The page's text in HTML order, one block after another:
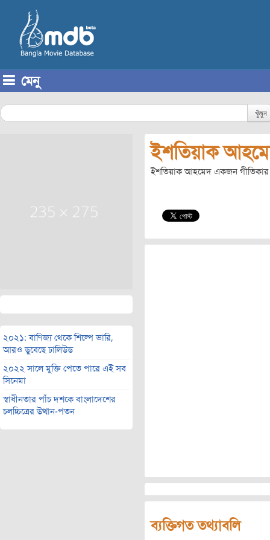
মেনু
খুঁজুন
২০২১: বাণিজ্য থেকে শিল্পে ভারি,
আরও ডুবেছে ঢালিউড
২০২২ সালে মুক্তি পেতে পারে এই সব
সিনেমা
স্বাধীনতার পাঁচ দশকে বাংলাদেশের
চলচ্চিত্রের উত্থান-পতন
ইশতিয়াক
ইশতিয়াক আহমেদ একজন গীতিকার।
ব্যক্তিগত তথ্যাবলি